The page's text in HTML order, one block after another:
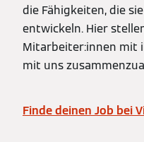
die Fähigkeiten, die
entwickeln. Hier
Mitarbeiter:innen mit
mit uns
Finde deinen Job bei